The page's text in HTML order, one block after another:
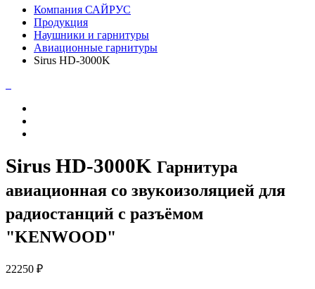
Компания САЙРУС
Продукция
Наушники и гарнитуры
Авиационные гарнитуры
Sirus HD-3000K
Sirus HD-3000K Гарнитура
авиационная со звукоизоляцией для
радиостанций с разъёмом
"KENWOOD"
22250 ₽